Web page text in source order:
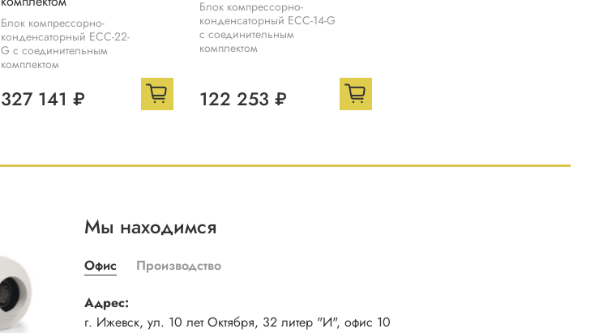
Блок компрессорно-
конденсаторный ECC-22-
G с соединительным
комплектом
327 141 ₽
Блок компрессорно-
конденсаторный ECC-14-G
с соединительным
комплектом
122 253 ₽
Мы находимся
Офис Производство
Адрес:
г. Ижевск, ул. 10 лет Октября, 32 литер "И", офис 10